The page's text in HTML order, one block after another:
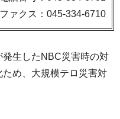
ファクス：045-334-6710
生したNBC災害時の対
め、大規模テロ災害対